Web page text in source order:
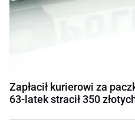
Zapłacił kurierowi za
63-latek stracił 350